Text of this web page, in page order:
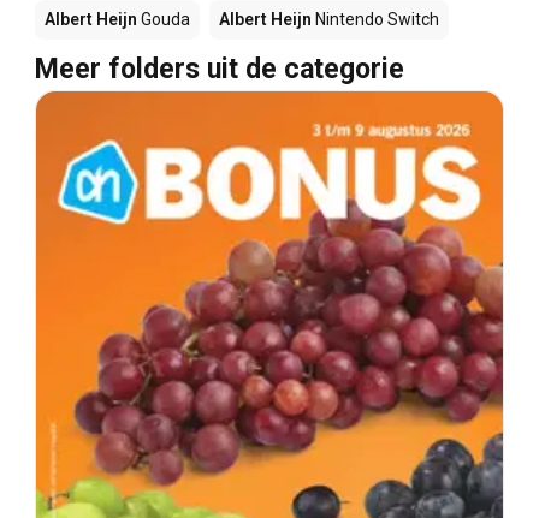
Albert Heijn Gouda Albert Heijn Nintendo Switch
Meer folders uit de categorie